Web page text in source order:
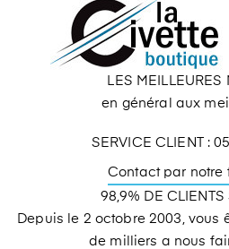
LES MEILLEURES
en général aux
SERVICE CLIENT :
Contact par notre
98,9% DE CLIENTS
Depuis le 2 octobre 2003, vous
de milliers a nous